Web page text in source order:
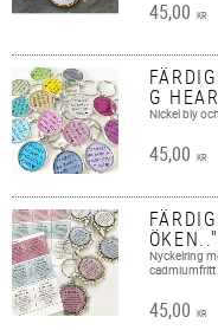
45,00 KR
G
Nickel bly
45,00 KR
Nyckelring
cadmiumfritt
45,00 KR